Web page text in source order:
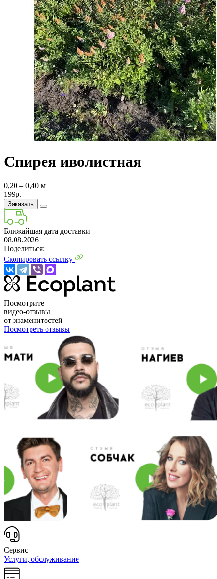
Спирея иволистная
0,20 ‒ 0,40 м
199р.
Заказать
Ближайшая дата доставки
08.08.2026
Поделиться:
Скопировать ссылку
Посмотрите
видео-отзывы
от знаменитостей
Посмотреть отзывы
Сервис
Услуги, обслуживание